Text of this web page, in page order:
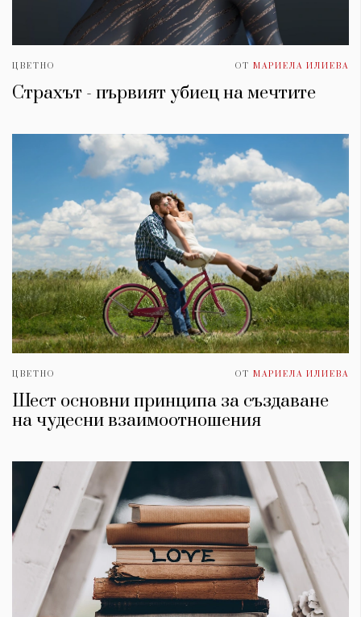
ЦВЕТНО ОТ МАРИЕЛА ИЛИЕВА
Страхът - първият убиец на мечтите
ЦВЕТНО ОТ МАРИЕЛА ИЛИЕВА
Шест основни принципа за създаване
на чудесни взаимоотношения